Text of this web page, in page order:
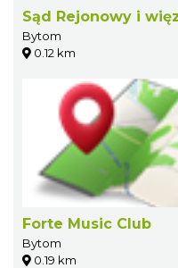
Sąd Rejonowy i
Bytom
0.12 km
Forte Music Club
Bytom
0.19 km